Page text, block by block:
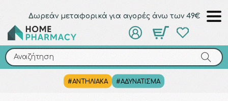
Δωρεάν μεταφορικά για αγορές άνω των 49€
Αναζήτηση
#ΑΝΤΗΛΙΑΚΑ #ΑΔΥΝΑΤΙΣΜΑ
Αναζήτηση